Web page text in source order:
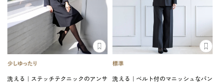
洗える｜ステッチテクニックのアンサ
洗える｜ベルト付のマニッシュなパン